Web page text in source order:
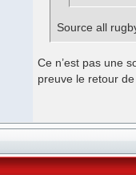
Source all
Ce n’est pas une
preuve le retour